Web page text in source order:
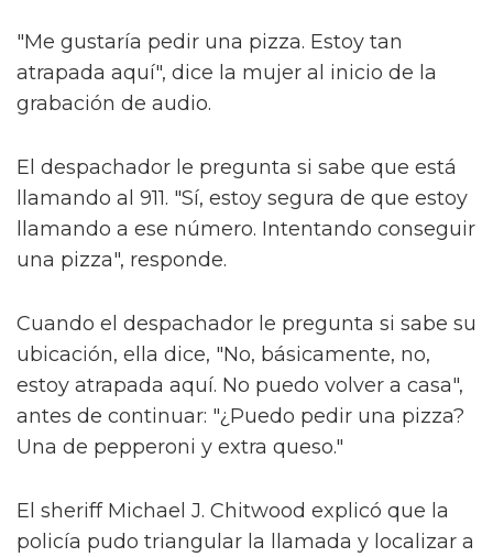
"Me gustaría pedir una pizza. Estoy tan
atrapada aquí", dice la mujer al inicio de la
grabación de audio.
El despachador le pregunta si sabe que está
llamando al 911. "Sí, estoy segura de que estoy
llamando a ese número. Intentando conseguir
una pizza", responde.
Cuando el despachador le pregunta si sabe su
ubicación, ella dice, "No, básicamente, no,
estoy atrapada aquí. No puedo volver a casa",
antes de continuar: "¿Puedo pedir una pizza?
Una de pepperoni y extra queso."
El sheriff Michael J. Chitwood explicó que la
policía pudo triangular la llamada y localizar a